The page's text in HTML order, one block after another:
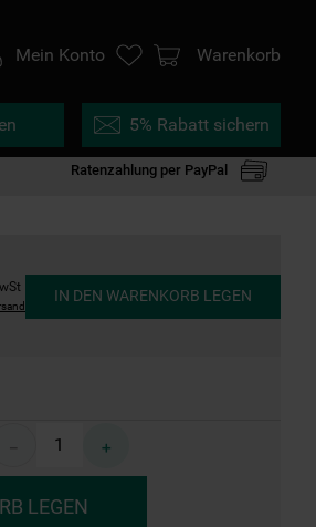
Mein Konto Warenkorb
5% Rabatt sichern
Ratenzahlung per PayPal
IN DEN WARENKORB LEGEN
＋
LEGEN